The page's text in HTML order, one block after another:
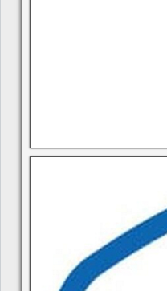
В квитанциях ошибки,